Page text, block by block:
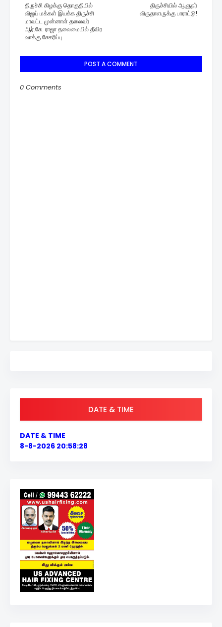
திருச்சியில் ஆளுநர்
விருதாளருக்கு பாராட்டு!
திருச்சி கிழக்கு தொகுதியில்
விஜய் மக்கள் இயக்க திருச்சி
மாவட்ட முன்னாள் தலைவர்
ஆர்.கே. ராஜா தலைமையில் தீவிர
வாக்கு சேகரிப்பு
POST A COMMENT
0 Comments
DATE & TIME
DATE & TIME
8-8-2026 20:58:29